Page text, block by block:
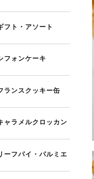
フト・アソート
フォンケーキ
ランスクッキー缶
ャラメルクロッカン
ーフパイ・パルミエ